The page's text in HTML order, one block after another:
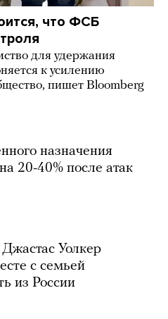
что ФСБ
для удержания
к усилению
пишет Bloomberg
назначения
20-40% после атак
Уолкер
с семьей
из России